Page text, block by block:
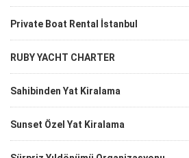
Private Boat Rental İstanbul
RUBY YACHT CHARTER
Sahibinden Yat Kiralama
Sunset Özel Yat Kiralama